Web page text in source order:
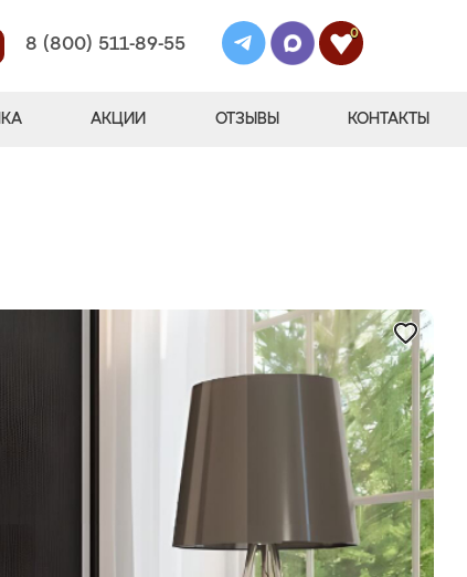
8 (800) 511-89-55
0
АКЦИИ ОТЗЫВЫ КОНТАКТЫ